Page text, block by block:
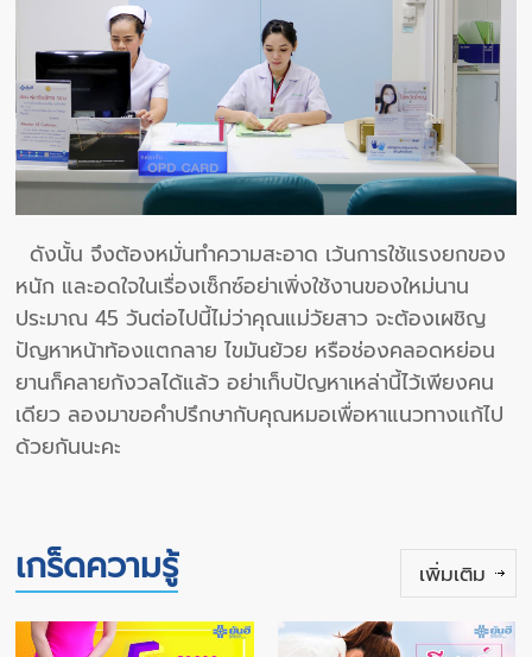
ดังนั้น จึงต้องหมั่นทำความสะอาด เว้นการใช้แรงยกของ
หนัก และอดใจในเรื่องเซ็กซ์อย่าเพิ่งใช้งานของใหม่นาน
ประมาณ 45 วันต่อไปนี้ไม่ว่าคุณแม่วัยสาว จะต้องเผชิญ
ปัญหาหน้าท้องแตกลาย ไขมันย้วย หรือช่องคลอดหย่อน
ยานก็คลายกังวลได้แล้ว อย่าเก็บปัญหาเหล่านี้ไว้เพียงคน
เดียว ลองมาขอคำปรึกษากับคุณหมอเพื่อหาแนวทางแก้ไป
ด้วยกันนะคะ
เกร็ดความรู้ เพิ่มเติม